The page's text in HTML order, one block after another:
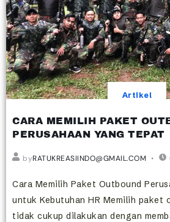
Artikel
CARA MEMILIH PAKET
PERUSAHAAN YANG TEPAT
byRATUKREASIINDO@GMAIL.COM
Cara Memilih Paket Outbound
untuk Kebutuhan HR Memilih paket
tidak cukup dilakukan dengan